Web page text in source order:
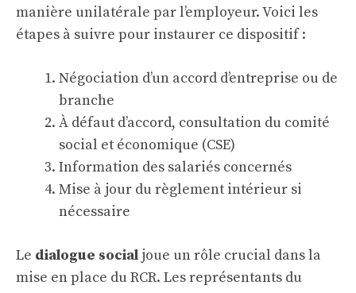
manière unilatérale par l’employeur. Voici les
étapes à suivre pour instaurer ce dispositif :
Négociation d’un accord d’entreprise ou de
branche
À défaut d’accord, consultation du comité
social et économique (CSE)
Information des salariés concernés
Mise à jour du règlement intérieur si
nécessaire
Le dialogue social joue un rôle crucial dans la
mise en place du RCR. Les représentants du